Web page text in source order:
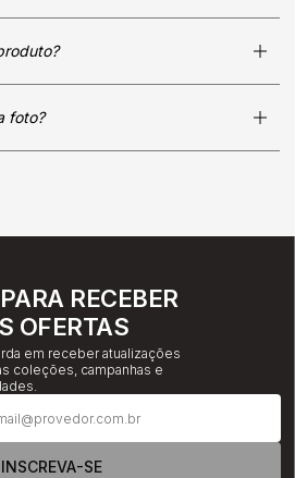
foto?
RECEBER
OFERTAS
em receber atualizações
coleções, campanhas e
INSCREVA-SE